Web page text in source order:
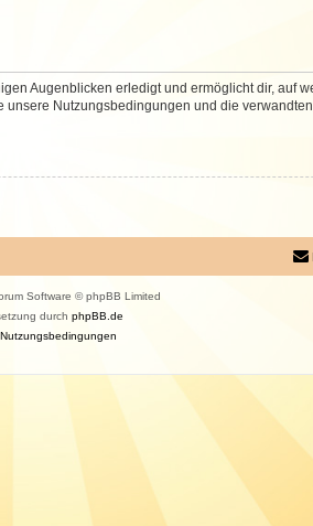
Augenblicken erledigt und ermöglicht dir, auf
Nutzungsbedingungen und die
Software © phpBB Limited
durch phpBB.de
Nutzungsbedingungen